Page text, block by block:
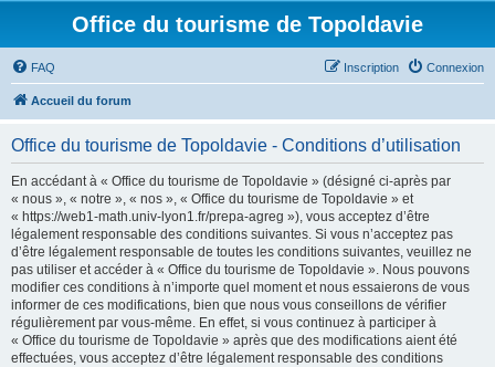
Office du tourisme de Topoldavie
FAQ Connexion
Inscription
Accueil du forum
Office du tourisme de Topoldavie - Conditions d’utilisation
En accédant à « Office du tourisme de Topoldavie » (désigné ci-après par
« nous », « notre », « nos », « Office du tourisme de Topoldavie » et
« https://web1-math.univ-lyon1.fr/prepa-agreg »), vous acceptez d’être
légalement responsable des conditions suivantes. Si vous n’acceptez pas
d’être légalement responsable de toutes les conditions suivantes, veuillez ne
pas utiliser et accéder à « Office du tourisme de Topoldavie ». Nous pouvons
modifier ces conditions à n’importe quel moment et nous essaierons de vous
informer de ces modifications, bien que nous vous conseillons de vérifier
régulièrement par vous-même. En effet, si vous continuez à participer à
« Office du tourisme de Topoldavie » après que des modifications aient été
effectuées, vous acceptez d’être légalement responsable des conditions